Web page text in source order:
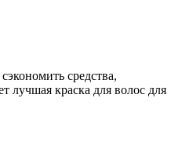
средства,
лучшая краска для волос для